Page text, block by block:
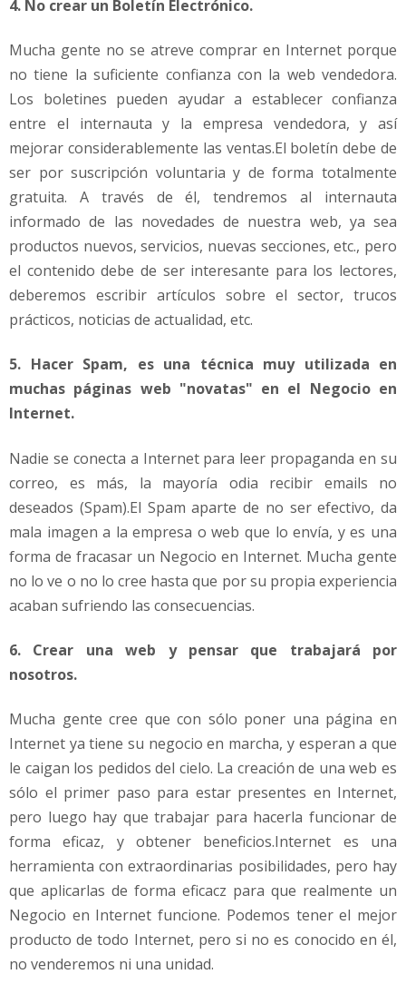
4. No crear un Boletín Electrónico.
Mucha gente no se atreve comprar en Internet porque
no tiene la suficiente confianza con la web vendedora.
Los boletines pueden ayudar a establecer confianza
entre el internauta y la empresa vendedora, y así
mejorar considerablemente las ventas.El boletín debe de
ser por suscripción voluntaria y de forma totalmente
gratuita. A través de él, tendremos al internauta
informado de las novedades de nuestra web, ya sea
productos nuevos, servicios, nuevas secciones, etc., pero
el contenido debe de ser interesante para los lectores,
deberemos escribir artículos sobre el sector, trucos
prácticos, noticias de actualidad, etc.
5. Hacer Spam, es una técnica muy utilizada en
muchas páginas web "novatas" en el Negocio en
Internet.
Nadie se conecta a Internet para leer propaganda en su
correo, es más, la mayoría odia recibir emails no
deseados (Spam).El Spam aparte de no ser efectivo, da
mala imagen a la empresa o web que lo envía, y es una
forma de fracasar un Negocio en Internet. Mucha gente
no lo ve o no lo cree hasta que por su propia experiencia
acaban sufriendo las consecuencias.
6. Crear una web y pensar que trabajará por
nosotros.
Mucha gente cree que con sólo poner una página en
Internet ya tiene su negocio en marcha, y esperan a que
le caigan los pedidos del cielo. La creación de una web es
sólo el primer paso para estar presentes en Internet,
pero luego hay que trabajar para hacerla funcionar de
forma eficaz, y obtener beneficios.Internet es una
herramienta con extraordinarias posibilidades, pero hay
que aplicarlas de forma eficacz para que realmente un
Negocio en Internet funcione. Podemos tener el mejor
producto de todo Internet, pero si no es conocido en él,
no venderemos ni una unidad.